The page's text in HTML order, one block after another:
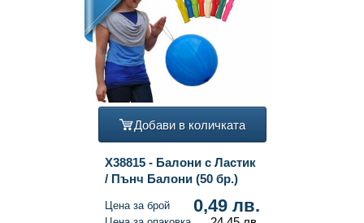
Добави в количката
X38815 - Балони с Ластик
/ Пънч Балони (50 бр.)
Цена за брой 0,49 лв.